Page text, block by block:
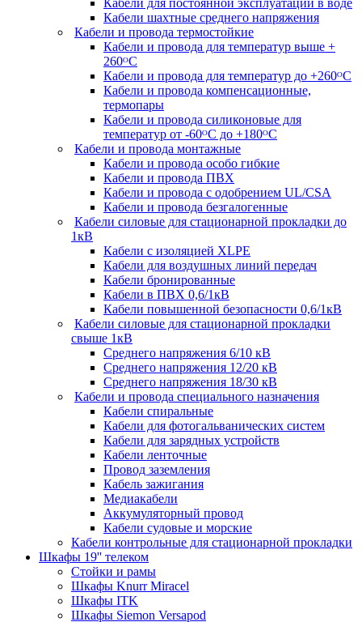
Кабели шахтные среднего напряжения
Кабели и провода термостойкие
Кабели и провода для температур выше +
260ᴼС
Кабели и провода для температур до +260ᴼС
Кабели и провода компенсационные,
термопары
Кабели и провода силиконовые для
температур от -60ᴼC до +180ᴼС
Кабели и провода монтажные
Кабели и провода особо гибкие
Кабели и провода ПВХ
Кабели и провода с одобрением UL/CSA
Кабели и провода безгалогенные
Кабели силовые для стационарной прокладки до
1кВ
Кабели c изоляцией XLPE
Кабели для воздушных линий передач
Кабели бронированные
Кабели в ПВХ 0,6/1кВ
Кабели повышенной безопасности 0,6/1кВ
Кабели силовые для стационарной прокладки
свыше 1кВ
Среднего напряжения 6/10 кВ
Среднего напряжения 12/20 кВ
Среднего напряжения 18/30 кВ
Кабели и провода специального назначения
Кабели спиральные
Кабели для фотогальванических систем
Кабели для зарядных устройств
Кабели ленточные
Провод заземления
Кабель зажигания
Медиакабели
Аккумуляторный провод
Кабели судовые и морские
Кабели контрольные для стационарной прокладки
Шкафы 19'' телеком
Стойки и рамы
Шкафы Knurr Miracel
Шкафы ITK
Шкафы Siemon Versapod